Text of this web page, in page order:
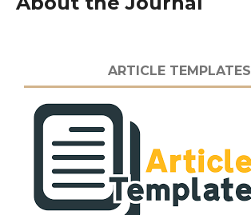
ARTICLE TEMPLATES